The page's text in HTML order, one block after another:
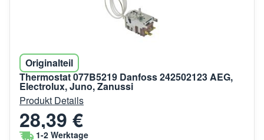
Originalteil
Thermostat 077B5219 Danfoss 242502123 AEG,
Electrolux, Juno, Zanussi
Produkt Details
28,39 €
1-2 Werktage